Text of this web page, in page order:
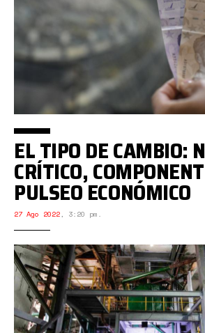
EL TIPO DE CAMBIO:
CRÍTICO,
PULSEO ECONÓMICO
27 Ago 2022, 3:20 pm.